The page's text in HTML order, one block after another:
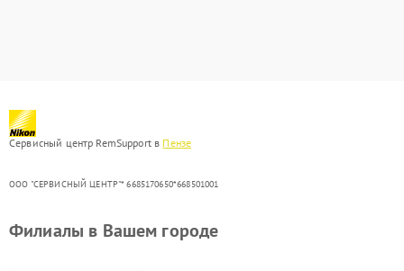
Сервисный центр RemSupport в Пензе
ООО "СЕРВИСНЫЙ ЦЕНТР"* 6685170650*668501001
Филиалы в Вашем городе